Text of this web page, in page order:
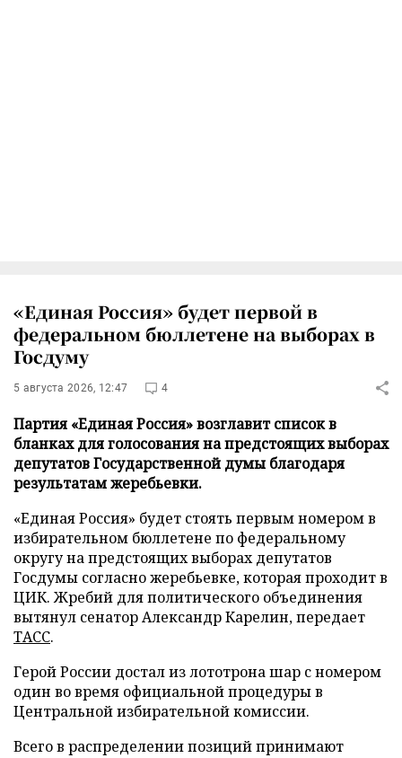
«Единая Россия» будет первой в
федеральном бюллетене на выборах в
Госдуму
5 августа 2026, 12:47 4
Партия «Единая Россия» возглавит список в
бланках для голосования на предстоящих выборах
депутатов Государственной думы благодаря
результатам жеребьевки.
«Единая Россия» будет стоять первым номером в
избирательном бюллетене по федеральному
округу на предстоящих выборах депутатов
Госдумы согласно жеребьевке, которая проходит в
ЦИК. Жребий для политического объединения
вытянул сенатор Александр Карелин, передает
ТАСС.
Герой России достал из лототрона шар с номером
один во время официальной процедуры в
Центральной избирательной комиссии.
Всего в распределении позиций принимают